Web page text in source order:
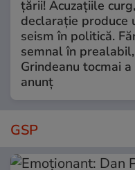
țării! Acuzațiile
declarație produce
seism în politică.
semnal în
Grindeanu tocmai
anunț
GSP